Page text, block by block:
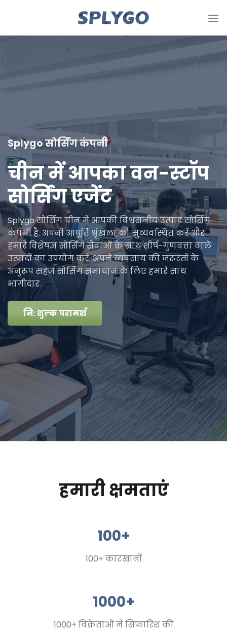
Splygo सोर्सिंग कंपनी
चीन में आपका वन-स्टॉप
सोर्सिंग एजेंट
Splygo सोर्सिंग चीन में आपकी विश्वसनीय उत्पाद सोर्सिंग
कंपनी है. अपनी आपूर्ति श्रृंखला को सुव्यवस्थित करें और
हमारे विशेषज्ञ सोर्सिंग सेवाओं के साथ शीर्ष-गुणवत्ता वाले
उत्पादों का उपयोग करें. अपने व्यवसाय की जरूरतों के
अनुरूप सहज सोर्सिंग समाधान के लिए हमारे साथ
भागीदार.
नि: शुल्क परामर्श
हमारी क्षमताएं
100+
100+ कारखानों
1000+
1000+ विक्रेताओं ने सिफारिश की